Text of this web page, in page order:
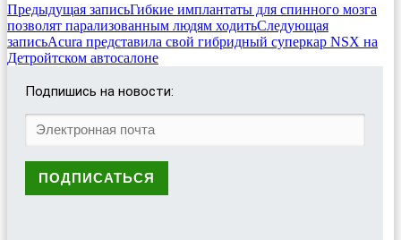
Предыдущая записьГибкие имплантаты для спинного мозга
позволят парализованным людям ходитьСледующая
записьAcura представила свой гибридный суперкар NSX на
Детройтском автосалоне
Подпишись на новости: